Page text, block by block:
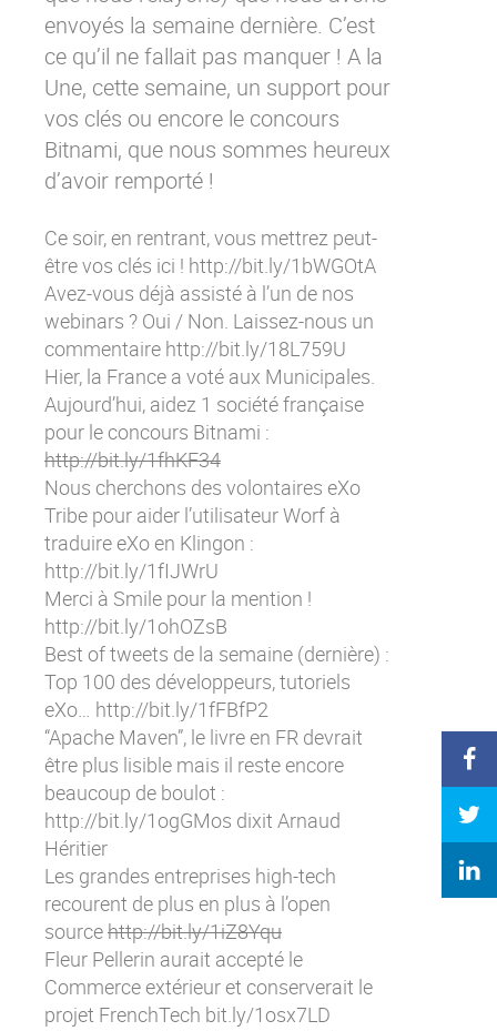
Contactez-nous
Essayez eXo
envoyés la semaine dernière. C’est
ce qu’il ne fallait pas manquer ! A la
Une, cette semaine, un support pour
vos clés ou encore le concours
Bitnami, que nous sommes heureux
d’avoir remporté !
Ce soir, en rentrant, vous mettrez peut-
être vos clés ici ! http://bit.ly/1bWGOtA
Avez-vous déjà assisté à l’un de nos
webinars ? Oui / Non. Laissez-nous un
commentaire http://bit.ly/18L759U
Hier, la France a voté aux Municipales.
Aujourd’hui, aidez 1 société française
pour le concours Bitnami :
http://bit.ly/1fhKF34
Nous cherchons des volontaires eXo
Tribe pour aider l’utilisateur Worf à
traduire eXo en Klingon :
http://bit.ly/1fIJWrU
Merci à Smile pour la mention !
http://bit.ly/1ohOZsB
Best of tweets de la semaine (dernière) :
Top 100 des développeurs, tutoriels
eXo… http://bit.ly/1fFBfP2
“Apache Maven”, le livre en FR devrait
être plus lisible mais il reste encore
beaucoup de boulot :
http://bit.ly/1ogGMos dixit Arnaud
Héritier
Les grandes entreprises high-tech
recourent de plus en plus à l’open
sourcehttp://bit.ly/1iZ8Yqu
Fleur Pellerin aurait accepté le
Commerce extérieur et conserverait le
projet FrenchTech bit.ly/1osx7LD